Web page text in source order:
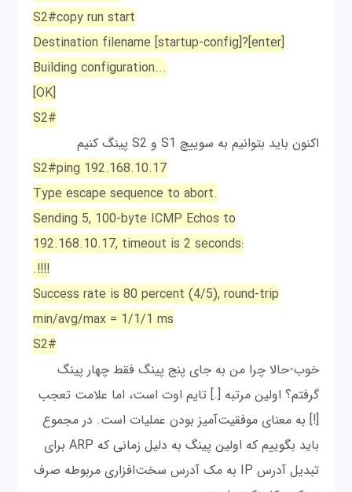
S2#copy run start
Destination filename [startup-config]?[enter]
Building configuration...
[OK]
S2#
اکنون باید بتوانیم به سوییچ S1 و S2 پینگ کنیم
S2#ping 192.168.10.17
Type escape sequence to abort.
Sending 5, 100-byte ICMP Echos to
192.168.10.17, timeout is 2 seconds:
.!!!!
Success rate is 80 percent (4/5), round-trip
min/avg/max = 1/1/1 ms
S2#
خوب-حالا چرا من به جای پنج پینگ فقط چهار پینگ
گرفتم؟ اولین مرتبه [.] تایم اوت است، اما علامت تعجب
[!] به معنای موفقیت‌آمیز بودن عملیات است. در مجموع
باید بگوییم که اولین پینگ به دلیل زمانی که ARP برای
تبدیل آدرس IP به مک آدرس سخت‌افزاری مربوطه صرف